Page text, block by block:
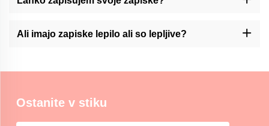
kontaktirajte nas prek naše stranke za več informacij.
Ali imajo zapiske lepilo ali so lepljive?
Ostanite v stiku